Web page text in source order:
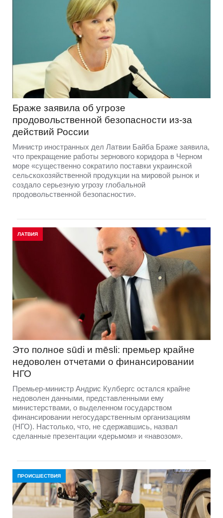
Браже заявила об угрозе
продовольственной безопасности из-за
действий России
Министр иностранных дел Латвии Байба Браже заявила,
что прекращение работы зернового коридора в Черном
море «существенно сократило поставки украинской
сельскохозяйственной продукции на мировой рынок и
создало серьезную угрозу глобальной
продовольственной безопасности».
ЛАТВИЯ
Это полное sūdi и mēsli: премьер крайне
недоволен отчетами о финансировании
НГО
Премьер-министр Андрис Кулбергс остался крайне
недоволен данными, представленными ему
министерствами, о выделенном государством
финансировании негосударственным организациям
(НГО). Настолько, что, не сдержавшись, назвал
сделанные презентации «дерьмом» и «навозом».
ПРОИСШЕСТВИЯ